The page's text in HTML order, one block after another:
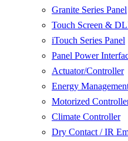
Granite Series Panel
Touch Screen &
iTouch Series Panel
Panel Power
Actuator/Controller
Energy
Motorized
Climate Controller
Dry Contact / IR